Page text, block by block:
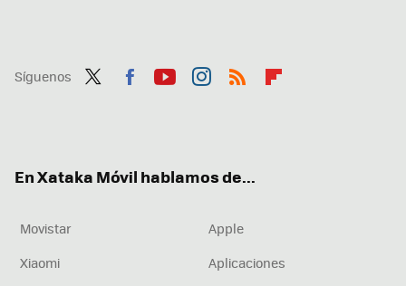
Síguenos
En Xataka Móvil hablamos de...
Movistar
Apple
Xiaomi
Aplicaciones